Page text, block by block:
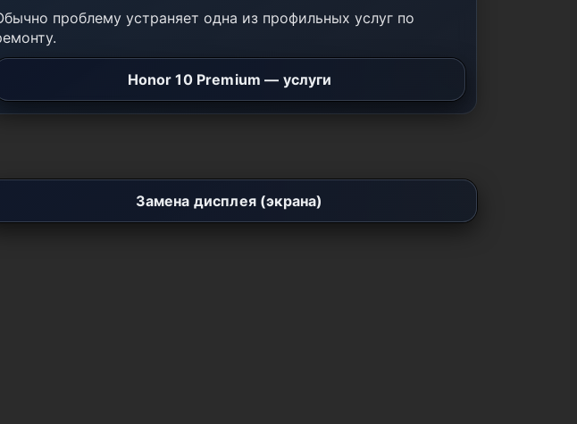
проблему устраняет одна из профильных услуг по
Honor 10 Premium — услуги
Замена дисплея (экрана)